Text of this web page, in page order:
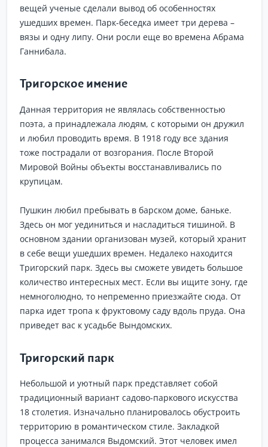
вещей ученые сделали вывод об особенностях
ушедших времен. Парк-беседка имеет три дерева –
вязы и одну липу. Они росли еще во времена Абрама
Ганнибала.
Тригорское имение
Данная территория не являлась собственностью
поэта, а принадлежала людям, с которыми он дружил
и любил проводить время. В 1918 году все здания
тоже пострадали от возгорания. После Второй
Мировой Войны объекты восстанавливались по
крупицам.
Пушкин любил пребывать в барском доме, баньке.
Здесь он мог уединиться и насладиться тишиной. В
основном здании организован музей, который хранит
в себе вещи ушедших времен. Недалеко находится
Тригорский парк. Здесь вы сможете увидеть большое
количество интересных мест. Если вы ищите зону, где
немноголюдно, то непременно приезжайте сюда. От
парка идет тропа к фруктовому саду вдоль пруда. Она
приведет вас к усадьбе Вындомских.
Тригорский парк
Небольшой и уютный парк представляет собой
традиционный вариант садово-паркового искусства
18 столетия. Изначально планировалось обустроить
территорию в романтическом стиле. Закладкой
процесса занимался Выдомский. Этот человек имел